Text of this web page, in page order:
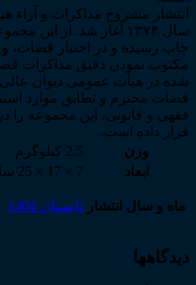
عدد
انتشار مشروح مذاکرات و آراء
چاپ رسیده و در اختیار قضات،
مکتوب‌ نمودن دقیق مذاکرات
شده در هیأت عمومی دیوان
قضات محترم و تطابق موارد
فقهی و قانونی، این مجموعه را
قرار داده است.
وزن
2.5 کیلوگرم
ابعاد
7 × 17 × 25 سانتیمتر
ماه و سال انتشار تابستان 1404
دیدگاهها